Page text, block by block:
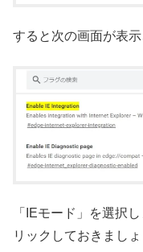
すると次の画面が表示
「IEモード」を選択
リックしておきましょ